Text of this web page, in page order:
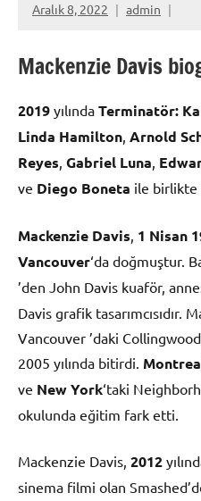
Aralık 8, 2022 admin
Mackenzie Davis
2019 yılında Terminatör:
Linda Hamilton Arnold
Reyes Gabriel Luna
ve Diego Boneta ile birlikte
Mackenzie Davis 1 Nisan
Vancouver‘da doğmuştur.
’den John Davis kuaför,
Davis grafik tasarımcısıdır.
Vancouver ’daki
2005 yılında bitirdi.
ve New York‘taki
okulunda eğitim fark etti.
Mackenzie Davis, 2012
sinema filmi olan